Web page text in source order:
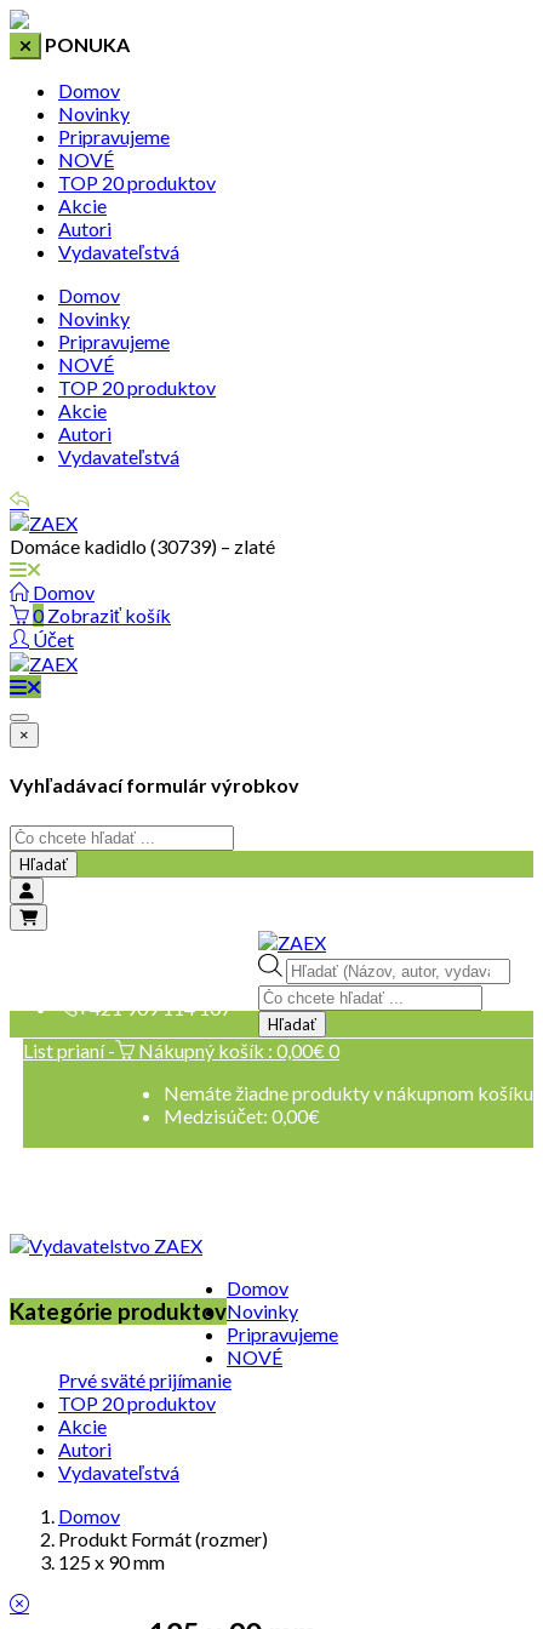
PONUKA
Domov
Novinky
Pripravujeme
NOVÉ
TOP 20 produktov
Akcie
Autori
Vydavateľstvá
Domov
Novinky
Pripravujeme
NOVÉ
TOP 20 produktov
Akcie
Autori
Vydavateľstvá
Domáce kadidlo (30739) – zlaté
Domov
0Zobraziť košík
Účet
×
Vyhľadávací formulár výrobkov
Hľadať
+421 909 114 107
Nákupný košík : 0,00€ 0
Nemáte žiadne produkty v nákupnom košíku
Medzisúčet: 0,00€
List prianí -
Products
search
Hľadať
Kategórie produktov
Domov
Novinky
Pripravujeme
NOVÉ
Prvé sväté prijímanie
TOP 20 produktov
Akcie
Autori
Vydavateľstvá
Domov
Produkt Formát (rozmer)
125 x 90 mm